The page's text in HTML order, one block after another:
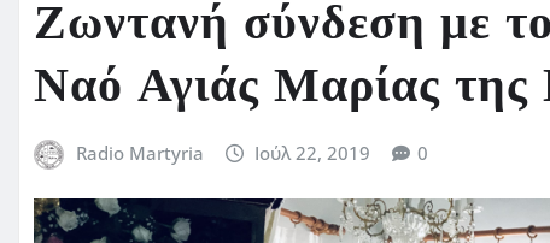
Ζωντανή σύνδεση με
Ναό Αγιάς Μαρίας
Radio Martyria Ιούλ 22, 2019 0